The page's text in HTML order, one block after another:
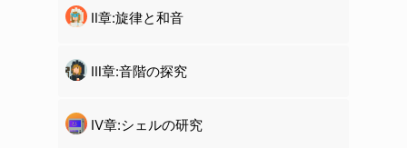
Ⅱ章:旋律と和音
Ⅲ章:音階の探究
Ⅳ章:シェルの研究